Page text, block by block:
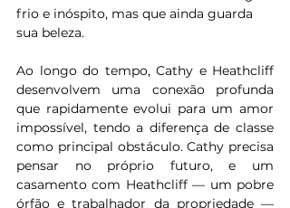
frio e inóspito, mas que ainda guarda
sua beleza.
Ao longo do tempo, Cathy e Heathcliff
desenvolvem uma conexão profunda
que rapidamente evolui para um amor
impossível, tendo a diferença de classe
como principal obstáculo. Cathy precisa
pensar no próprio futuro, e um
casamento com Heathcliff — um pobre
órfão e trabalhador da propriedade —